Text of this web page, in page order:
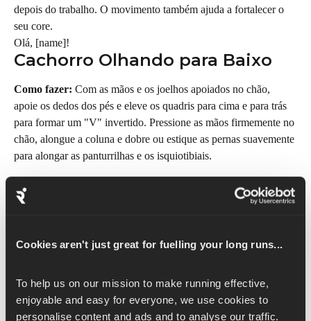
Cookies aren't just great for fuelling your long runs...
To help us on our mission to make running effective,
enjoyable and easy for everyone, we use cookies to
personalise content and ads and to analyse our traffic.
depois do trabalho. O movimento também ajuda a fortalecer o
seu core.
Olá, [name]!
Cachorro Olhando para Baixo
Como fazer: Com as mãos e os joelhos apoiados no chão,
apoie os dedos dos pés e eleve os quadris para cima e para trás
para formar um "V" invertido. Pressione as mãos firmemente no
chão, alongue a coluna e dobre ou estique as pernas suavemente
para alongar as panturrilhas e os isquiotibiais.
Benefícios:
A postura do cachorro olhando para baixo é uma
postura de ioga essencial que alonga de forma muito eficaz os
corridas. Você vai sentir um bom alongamento nas panturrilhas,
ajuda a alongar a coluna e a melhorar a flexibilidade geral da
cadeia posterior.